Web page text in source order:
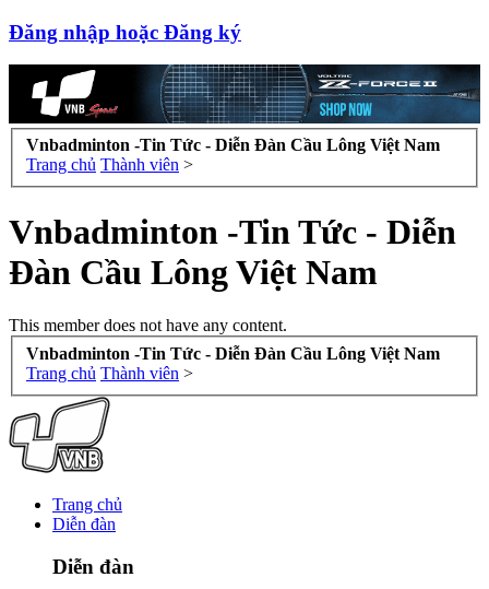
Đăng nhập hoặc Đăng ký
Vnbadminton -Tin Tức - Diễn Đàn Cầu Lông Việt Nam
Trang chủ Thành viên >
Vnbadminton -Tin Tức - Diễn
Đàn Cầu Lông Việt Nam
This member does not have any content.
Vnbadminton -Tin Tức - Diễn Đàn Cầu Lông Việt Nam
Trang chủ Thành viên >
Trang chủ
Diễn đàn
Diễn đàn